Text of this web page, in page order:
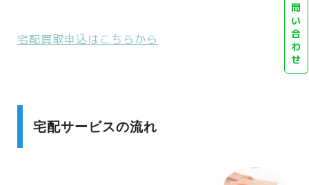
宅配買取申込はこちらから
宅配サービスの流れ
問
い
合
わ
せ